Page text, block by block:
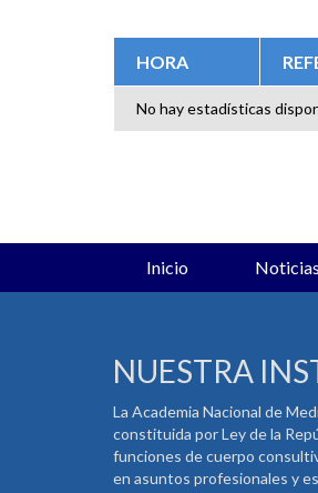
HORA
No hay estadísticas
Inicio Noticias
NUESTRA
La Academia Nacional de
constituida por Ley de la
funciones de cuerpo
en asuntos profesionales y